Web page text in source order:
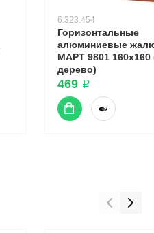
6.323.454
Горизонтальные
алюминиевые
МАРТ 9801 160x160
дерево)
469 ₽